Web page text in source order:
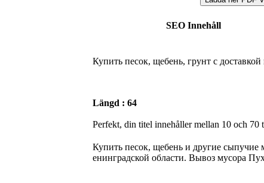
SEO Innehåll
Купить песок, щебень, грунт с
Längd : 64
Perfekt, din titel innehåller mellan 10 och 70
Купить песок, щебень и другие сыпучие
енинградской области. Вывоз мусора